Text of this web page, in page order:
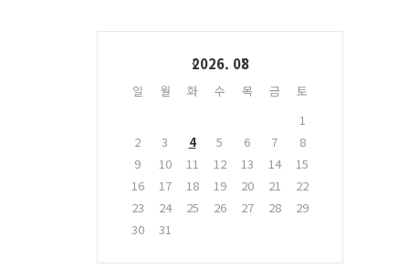
2026. 08
일 월 화 수 목 금
토
1
2
3 4 5 6 7
8
9
10 11 12 13 14
15
16
17 18 19 20 21
22
23
24 25 26 27 28
29
30
31